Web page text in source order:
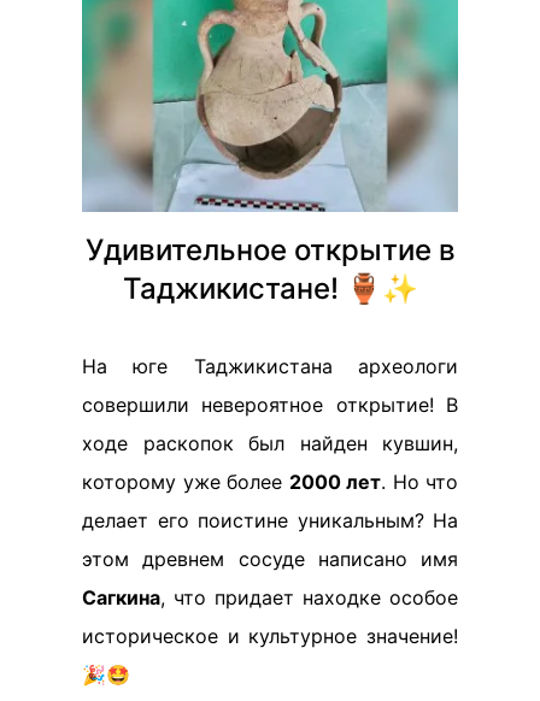
Удивительное открытие в
Таджикистане! 🏺✨
На юге Таджикистана археологи
совершили невероятное открытие! В
ходе раскопок был найден кувшин,
которому уже более 2000 лет. Но что
делает его поистине уникальным? На
этом древнем сосуде написано имя
Сагкина, что придает находке особое
историческое и культурное значение!
🎉🤩